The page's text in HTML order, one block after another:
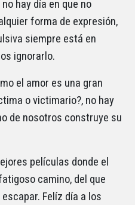
hay día en que no
forma de expresión,
siempre está en
ignorarlo.
el amor es una gran
o victimario?, no hay
de nosotros construye su
películas donde el
camino, del que
Felíz día a los